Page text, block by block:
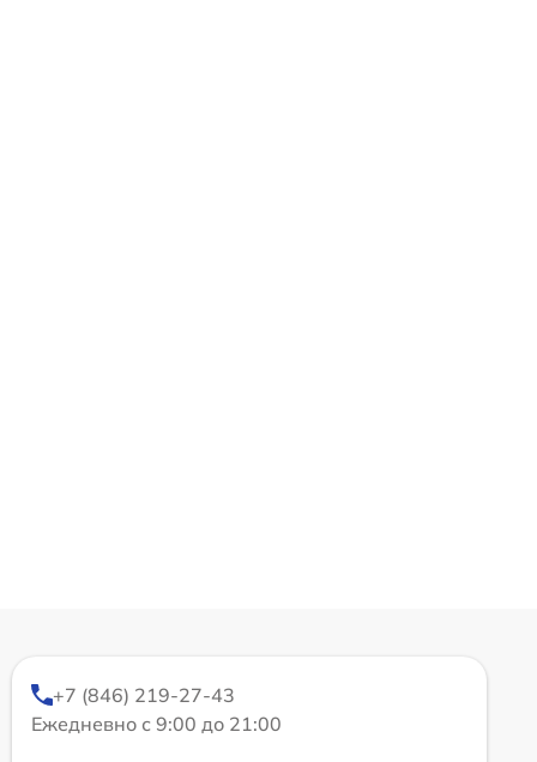
+7 (846) 219-27-43
Ежедневно с 9:00 до 21:00